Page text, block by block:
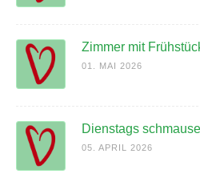
Zimmer mit
01. MAI 2026
Dienstags
05. APRIL 2026